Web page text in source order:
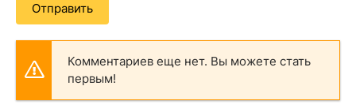
Отправить
Комментариев еще нет. Вы можете стать
первым!